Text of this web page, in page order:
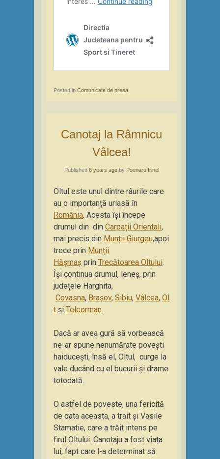
Posted in Comunicate de presa
Canotaj la Râmnicu
Vâlcea!
Published 8 years agoby Poenaru Irinel
Oltul este unul dintre râurile care
au o importanță uriasă în
România. Acesta își începe
drumul din din Carpații Orientali,
mai precis din Munții Giurgeu,apoi
trece prin Munții
Hășmaș prin Trecătoarea Oltului.
Își continua drumul, leneș, prin
județele Harghita,
Covasna, Brașov, Sibiu, Vâlcea, Ol
t și Teleorman.
Dacă ar avea gură să vorbească
ne-ar spune nenumărate povești
haiducești, însă el, Oltul, curge la
vale ducând cu el bucurii și drame
totodată.
O astfel de poveste, una fericită
de data aceasta, a trait și Vasile
Stamatie, care a trăit intens pe
firul Oltului. Canotaju a fost viața
lui, fapt care l-a determinat să